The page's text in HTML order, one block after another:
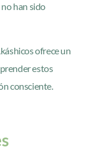
han sido
ofrece un
estos
consciente.